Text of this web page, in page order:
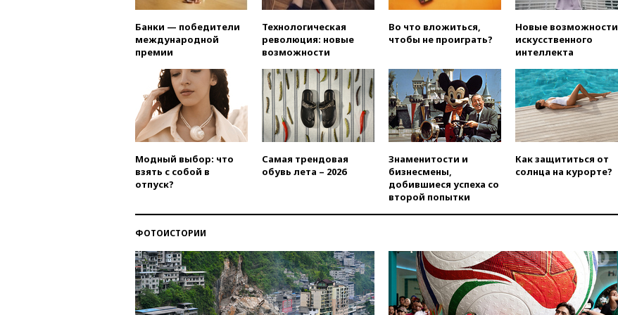
вчера, 20:00Зеленский связал
дефицит ракет с попыткой
уступкам
вчера, 19:45Памфилова: ЦИК
примет беспрецедентные
меры безопасности во время
выборов
вчера, 19:35 Памфилова
сообщила об омоложении
партийных списков на выборах
вчера, 19:25Путин
бюллетене
вчера, 19:15Путин обсудил с
Памфиловой подготовку к
единому дню голосования
Банки — победители
международной
премии
Технологическая
революция: новые
возможности
Во что вложиться,
чтобы не проиграть?
Новые возможности
искусственного
интеллекта
Модный выбор: что
взять с собой в
отпуск?
Самая трендовая
обувь лета – 2026
Знаменитости и
бизнесмены,
добившиеся успеха со
второй попытки
Как защититься от
солнца на курорте?
ФОТОИСТОРИИ